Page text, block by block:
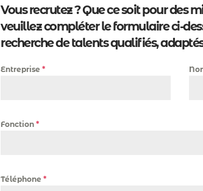
Vous recrutez ? Que ce soit pour des
veuillez compléter le formulaire ci-
recherche de talents qualifiés,
Entreprise *
Fonction *
Téléphone *